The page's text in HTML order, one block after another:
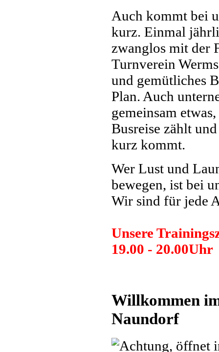
Auch kommt bei
kurz. Einmal
zwanglos mit der
Turnverein
und gemütliches
Plan. Auch
gemeinsam
Busreise zählt
kurz kommt.
Wer Lust und
bewegen, ist bei
Wir sind für
Unsere
19.00 - 20.00Uhr
Willkommen
Naundorf